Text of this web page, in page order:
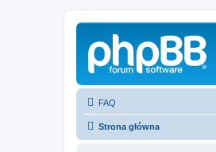
FAQ
Strona główna